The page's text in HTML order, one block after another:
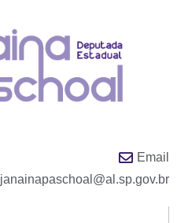
Email
janainapaschoal@al.sp.gov.br